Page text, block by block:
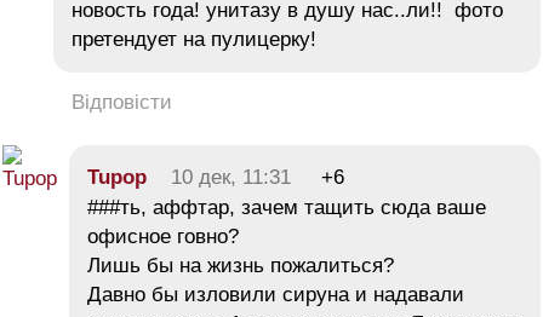
новость года! унитазу в душу нас..ли!! фото
претендует на пулицерку!
Відповісти
Tupop 10 дек, 11:31
+6
###ть, аффтар, зачем тащить сюда ваше
офисное говно?
Лишь бы на жизнь пожалиться?
Давно бы изловили сируна и надавали